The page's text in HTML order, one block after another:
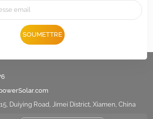
SOUMETTRE
Duiying Road, Jimei District, Xiamen, China